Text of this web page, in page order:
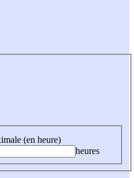
(en heure)
heures